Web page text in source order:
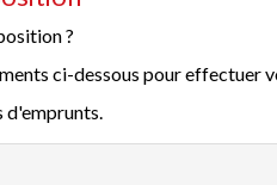
?
ci-dessous pour effectuer
d'emprunts.